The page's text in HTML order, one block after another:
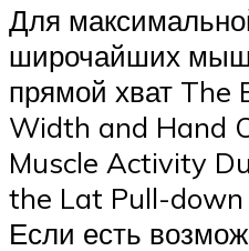
Для
широчайших
прямой хват The
Width and Hand
Muscle Activity
the Lat Pull-down
Если есть